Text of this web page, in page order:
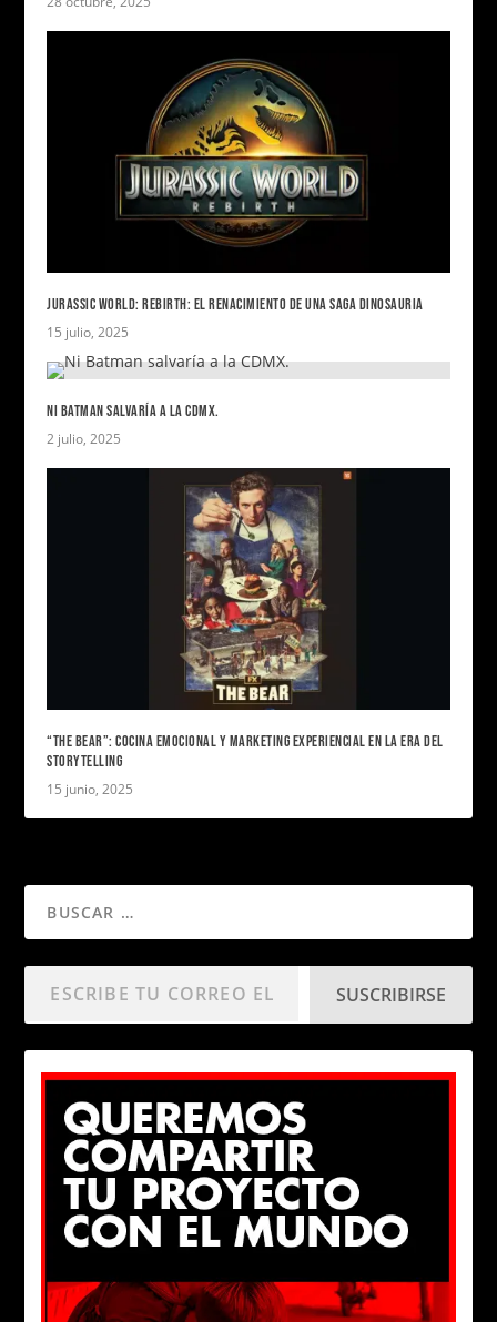
JURASSIC WORLD: REBIRTH: EL RENACIMIENTO DE UNA SAGA DINOSAURIA
15 julio, 2025
NI BATMAN SALVARÍA A LA CDMX.
2 julio, 2025
“THE BEAR”: COCINA EMOCIONAL Y MARKETING EXPERIENCIAL EN LA ERA DEL
STORYTELLING
15 junio, 2025
SUSCRIBIRSE